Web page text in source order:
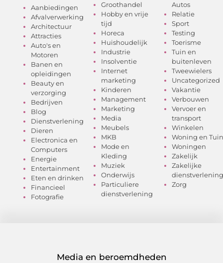
Aanbiedingen
Afvalverwerking
Architectuur
Attracties
Auto's en
Motoren
Banen en
opleidingen
Beauty en
verzorging
Bedrijven
Blog
Dienstverlening
Dieren
Electronica en
Computers
Energie
Entertainment
Eten en drinken
Financieel
Fotografie
Groothandel
Hobby en vrije
tijd
Horeca
Huishoudelijk
Industrie
Insolventie
Internet
marketing
Kinderen
Management
Marketing
Media
Meubels
MKB
Mode en
Kleding
Muziek
Onderwijs
Particuliere
dienstverlening
Autos
Relatie
Sport
Testing
Toerisme
Tuin en
buitenleven
Tweewielers
Uncategorized
Vakantie
Verbouwen
Vervoer en
transport
Winkelen
Woning en Tuin
Woningen
Zakelijk
Zakelijke
dienstverlening
Zorg
Media en beroemdheden